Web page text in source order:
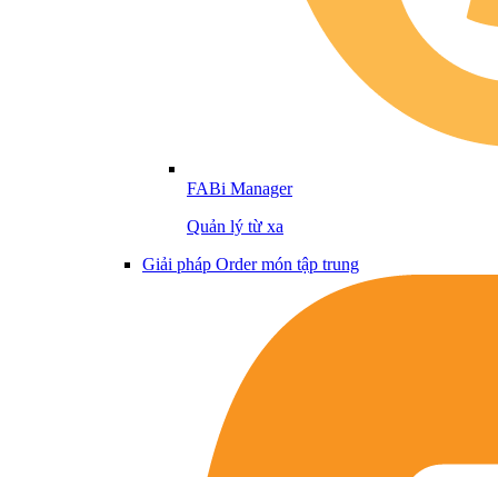
FABi Manager
Quản lý từ xa
Giải pháp Order món tập trung